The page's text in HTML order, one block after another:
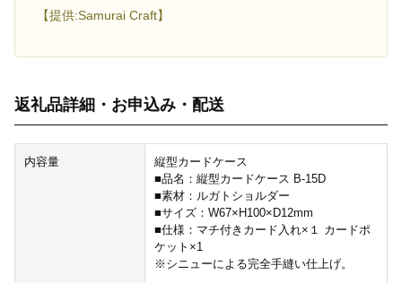
【提供:Samurai Craft】
返礼品詳細・お申込み・配送
内容量
縦型カードケース
■品名：縦型カードケース B-15D
■素材：ルガトショルダー
■サイズ：W67×H100×D12mm
■仕様：マチ付きカード入れ×１ カードポ
ケット×1
※シニューによる完全手縫い仕上げ。